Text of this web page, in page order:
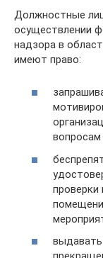
Должностные
осуществлении
надзора в
имеют право:
выдавать